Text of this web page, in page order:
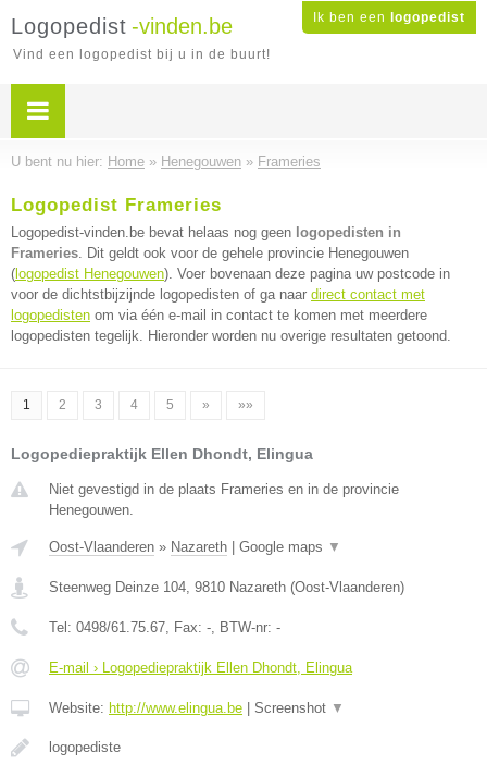
Ik ben een logopedist
Logopedist -vinden.be
Vind een logopedist bij u in de buurt!
U bent nu hier: Home » Henegouwen » Frameries
Logopedist Frameries
Logopedist-vinden.be bevat helaas nog geen logopedisten in
Frameries. Dit geldt ook voor de gehele provincie Henegouwen
( logopedist Henegouwen). Voer bovenaan deze pagina uw postcode in
voor de dichtstbijzijnde logopedisten of ga naar direct contact met
logopedisten om via één e-mail in contact te komen met meerdere
logopedisten tegelijk. Hieronder worden nu overige resultaten getoond.
1 2 3 4 5 » »»
Logopediepraktijk Ellen Dhondt, Elingua
Niet gevestigd in de plaats Frameries en in de provincie
Henegouwen.
Oost-Vlaanderen » Nazareth Google maps ▼
Steenweg Deinze 104, 9810 Nazareth (Oost-Vlaanderen)
Tel: 0498/61.75.67, Fax: -, BTW-nr: -
E-mail › Logopediepraktijk Ellen Dhondt, Elingua
Website: http://www.elingua.be Screenshot ▼
logopediste